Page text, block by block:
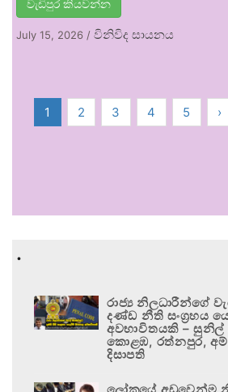
වැඩිපුර කියවන්න
July 15, 2026 / විනිවිද සායනය
1 2 3 4 5 ›
.
රාජ්‍ය නිලධාරීන්ගේ
දණ්ඩ නීති සංග්‍රහය
අවභාවිතයකි –
කොළඹ, රත්නපුර,
දිසාපති